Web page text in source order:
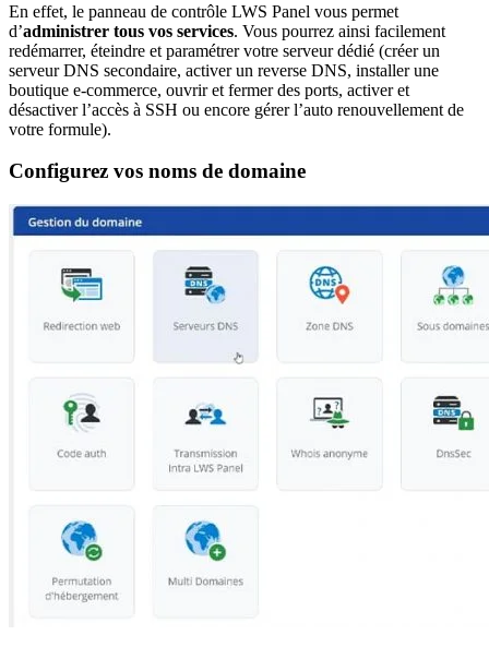
En effet, le panneau de contrôle LWS Panel vous permet
d’administrer tous vos services. Vous pourrez ainsi facilement
redémarrer, éteindre et paramétrer votre serveur dédié (créer un
serveur DNS secondaire, activer un reverse DNS, installer une
boutique e-commerce, ouvrir et fermer des ports, activer et
désactiver l’accès à SSH ou encore gérer l’auto renouvellement de
votre formule).
Configurez vos noms de domaine